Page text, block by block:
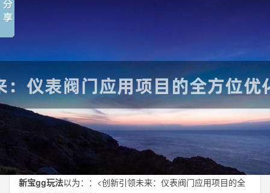
新宝gg玩法以为：：<创新引领未来：仪表阀门应用项目的全